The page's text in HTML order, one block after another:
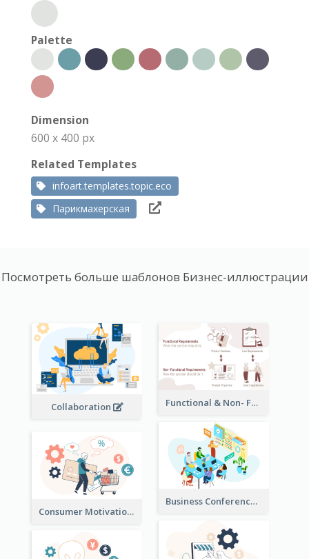
Palette
Dimension
600 x 400 px
Related Templates
infoart.templates.topic.eco
Парикмахерская
Посмотреть больше шаблонов Бизнес-иллюстрации
Collaboration Functional & Non- Functional Requirements Illustration
Business Conference Illustration
Consumer Motivation Illustration